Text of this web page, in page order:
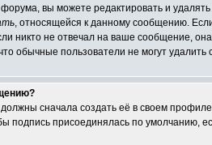
вы можете редактировать и
, относящейся к данному сообщению.
никто не отвечал на ваше сообщение,
обычные пользователи не могут
сначала создать её в своем
подпись присоединялась по умолчанию,